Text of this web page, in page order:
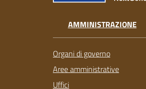
AMMINISTRAZIONE
Organi di governo
Aree amministrative
Uffici